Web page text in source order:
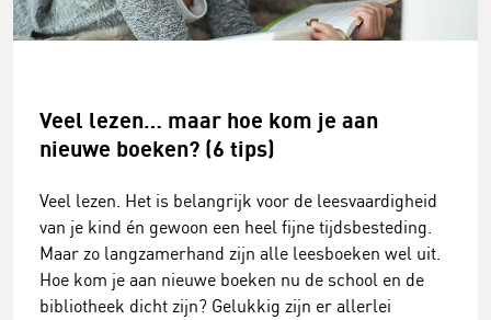
Veel lezen… maar hoe kom je aan
nieuwe boeken? (6 tips)
Veel lezen. Het is belangrijk voor de leesvaardigheid
van je kind én gewoon een heel fijne tijdsbesteding.
Maar zo langzamerhand zijn alle leesboeken wel uit.
Hoe kom je aan nieuwe boeken nu de school en de
bibliotheek dicht zijn? Gelukkig zijn er allerlei